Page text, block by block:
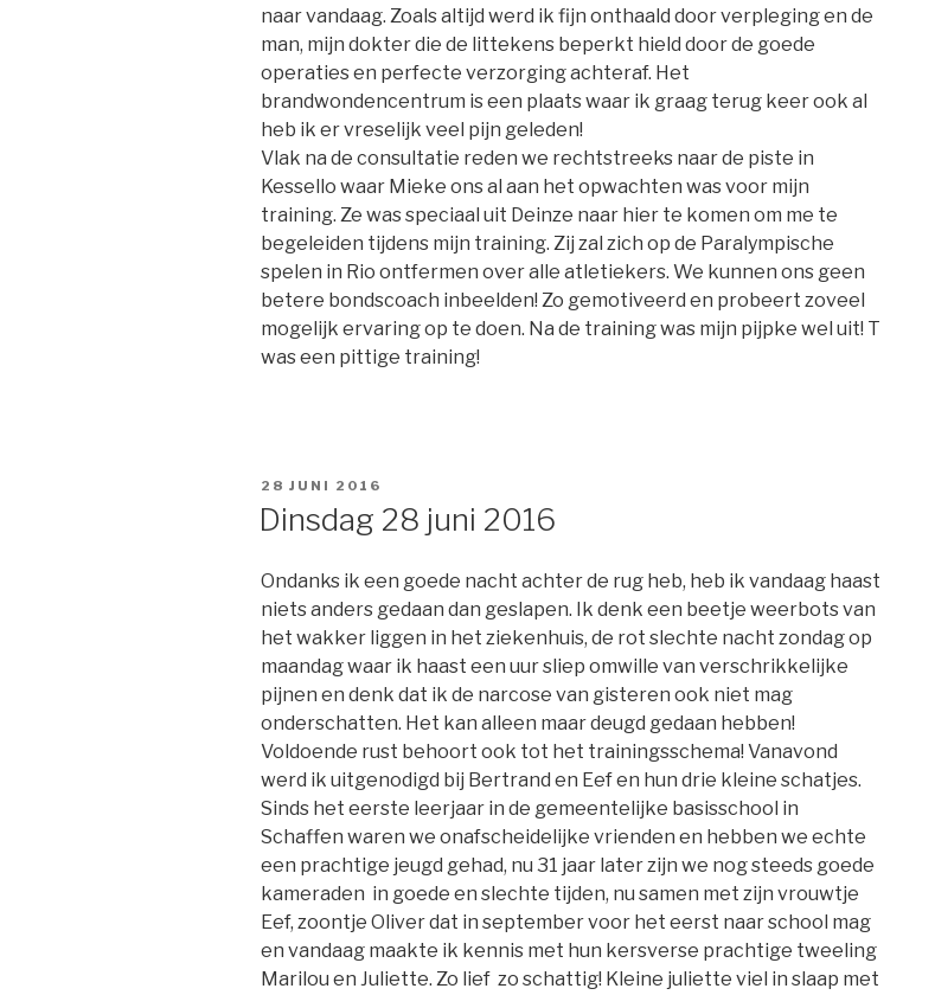
naar vandaag. Zoals altijd werd ik fijn onthaald door verpleging en de
man, mijn dokter die de littekens beperkt hield door de goede
operaties en perfecte verzorging achteraf. Het
brandwondencentrum is een plaats waar ik graag terug keer ook al
heb ik er vreselijk veel pijn geleden!
Vlak na de consultatie reden we rechtstreeks naar de piste in
Kessello waar Mieke ons al aan het opwachten was voor mijn
training. Ze was speciaal uit Deinze naar hier te komen om me te
begeleiden tijdens mijn training. Zij zal zich op de Paralympische
spelen in Rio ontfermen over alle atletiekers. We kunnen ons geen
betere bondscoach inbeelden! Zo gemotiveerd en probeert zoveel
mogelijk ervaring op te doen. Na de training was mijn pijpke wel uit! T
was een pittige training!
GEPLAATST
OP
28 JUNI 2016
Dinsdag 28 juni 2016
Ondanks ik een goede nacht achter de rug heb, heb ik vandaag haast
niets anders gedaan dan geslapen. Ik denk een beetje weerbots van
het wakker liggen in het ziekenhuis, de rot slechte nacht zondag op
maandag waar ik haast een uur sliep omwille van verschrikkelijke
pijnen en denk dat ik de narcose van gisteren ook niet mag
onderschatten. Het kan alleen maar deugd gedaan hebben!
Voldoende rust behoort ook tot het trainingsschema! Vanavond
werd ik uitgenodigd bij Bertrand en Eef en hun drie kleine schatjes.
Sinds het eerste leerjaar in de gemeentelijke basisschool in
Schaffen waren we onafscheidelijke vrienden en hebben we echte
een prachtige jeugd gehad, nu 31 jaar later zijn we nog steeds goede
kameraden in goede en slechte tijden, nu samen met zijn vrouwtje
Eef, zoontje Oliver dat in september voor het eerst naar school mag
en vandaag maakte ik kennis met hun kersverse prachtige tweeling
Marilou en Juliette. Zo lief zo schattig! Kleine juliette viel in slaap met